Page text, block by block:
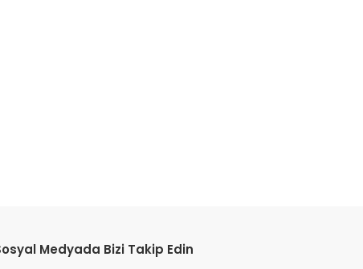
Medyada Bizi Takip Edin